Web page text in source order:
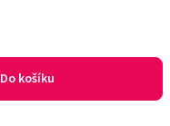
Do košíku